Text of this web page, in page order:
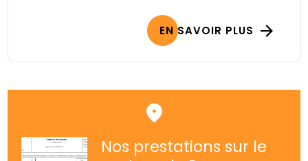
EN SAVOIR PLUS
Nos prestations sur le